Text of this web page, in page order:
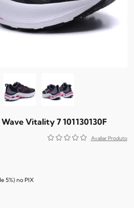
Vitality 7 101130130F
5%) no PIX